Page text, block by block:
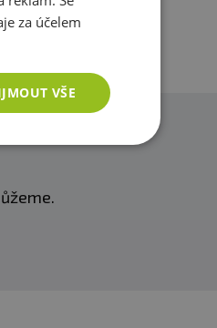
za účelem
VŠE